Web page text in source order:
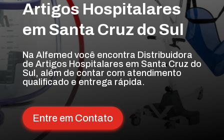
Artigos Hospitalares
em Santa Cruz do Sul
Na Alfemed você encontra Distribuidora
de Artigos Hospitalares em Santa Cruz do
Sul, além de contar com atendimento
qualificado e entrega rápida.
Entre em Contato